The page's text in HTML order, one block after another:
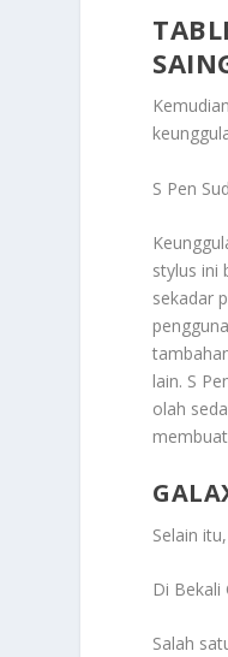
S Pen
stylus ini
sekadar
lain. S
olah
Selain
Di Bekali
Salah